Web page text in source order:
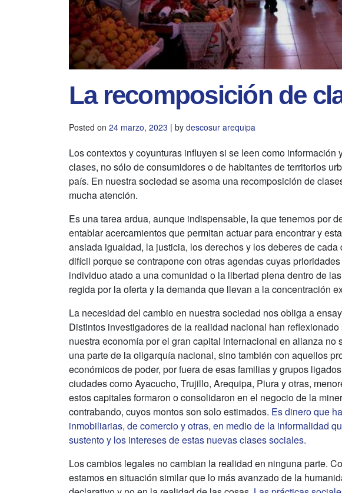
La recomposición de
Posted on 24 marzo, 2023 | by descosur arequipa
Los contextos y coyunturas influyen si se leen como
clases, no sólo de consumidores o de habitantes de territorios
país. En nuestra sociedad se asoma una recomposición de
mucha atención.
Es una tarea ardua, aunque indispensable, la que tenemos por
entablar acercamientos que permitan actuar para encontrar y
ansiada igualdad, la justicia, los derechos y los deberes de
difícil porque se contrapone con otras agendas cuyas
individuo atado a una comunidad o la libertad plena dentro de
regida por la oferta y la demanda que llevan a la concentración
La necesidad del cambio en nuestra sociedad nos obliga a
Distintos investigadores de la realidad nacional han
nuestra economía por el gran capital internacional en alianza no
una parte de la oligarquía nacional, sino también con aquellos
económicos de poder, por fuera de esas familias y grupos
ciudades como Ayacucho, Trujillo, Arequipa, Piura y otras,
estos capitales formaron o consolidaron en el negocio de la
contrabando, cuyos montos son solo estimados. Es dinero que
inmobiliarias, de comercio y otras, en medio de la informalidad
sustento y los intereses de estas nuevas clases sociales.
Los cambios legales no cambian la realidad en ninguna parte.
estamos en situación similar que lo más avanzado de la